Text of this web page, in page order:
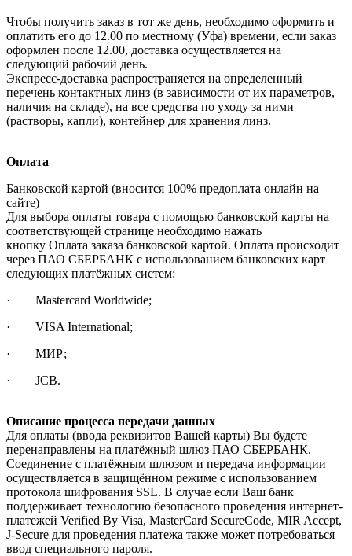
Чтобы получить заказ в тот же день, необходимо оформить и
оплатить его до 12.00 по местному (Уфа) времени, если заказ
оформлен после 12.00, доставка осуществляется на
следующий рабочий день.
Экспресс-доставка распространяется на определенный
перечень контактных линз (в зависимости от их параметров,
наличия на складе), на все средства по уходу за ними
(растворы, капли), контейнер для хранения линз.
Оплата
Банковской картой (вносится 100% предоплата онлайн на
сайте)
Для выбора оплаты товара с помощью банковской карты на
соответствующей странице необходимо нажать
кнопку Оплата заказа банковской картой. Оплата происходит
через ПАО СБЕРБАНК с использованием банковских карт
следующих платёжных систем:
· Mastercard Worldwide;
· VISA International;
· МИР;
· JCB.
Описание процесса передачи данных
Для оплаты (ввода реквизитов Вашей карты) Вы будете
перенаправлены на платёжный шлюз ПАО СБЕРБАНК.
Соединение с платёжным шлюзом и передача информации
осуществляется в защищённом режиме с использованием
протокола шифрования SSL. В случае если Ваш банк
поддерживает технологию безопасного проведения интернет-
платежей Verified By Visa, MasterCard SecureCode, MIR Accept,
J-Secure для проведения платежа также может потребоваться
ввод специального пароля.